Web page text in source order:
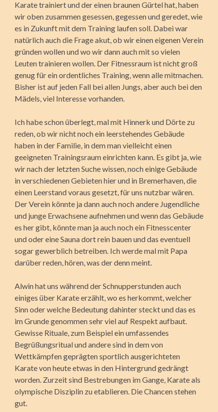
Karate trainiert und der einen braunen Gürtel hat, haben
wir oben zusammen gesessen, gegessen und geredet, wie
es in Zukunft mit dem Training laufen soll. Dabei war
natürlich auch die Frage akut, ob wir einen eigenen Verein
gründen wollen und wo wir dann auch mit so vielen
Leuten trainieren wollen. Der Fitnessraum ist nicht groß
genug für ein ordentliches Training, wenn alle mitmachen.
Bisher ist auf jeden Fall bei allen Jungs, aber auch bei den
Mädels, viel Interesse vorhanden.
Ich habe schon überlegt, mal mit Hinnerk und Dörte zu
reden, ob wir nicht noch ein leerstehendes Gebäude
haben in der Familie, in dem man vielleicht einen
geeigneten Trainingsraum einrichten kann. Es gibt ja, wie
wir nach der letzten Suche wissen, noch einige Gebäude
in verschiedenen Gebieten hier und in Bremerhaven, die
einen Leerstand voraus gesetzt, für uns nutzbar wären.
Der Verein könnte ja dann auch noch andere Jugendliche
und junge Erwachsene aufnehmen und wenn das Gebäude
es her gibt, könnte man ja auch noch ein Fitnesscenter
und oder eine Sauna dort rein bauen und das eventuell
sogar gewerblich betreiben. Ich werde mal mit Papa
darüber reden, hören, was der denn meint.
Alwin hat uns während der Schnupperstunden auch
einiges über Karate erzählt, wo es herkommt, welcher
Sinn oder welche Bedeutung dahinter steckt und das es
im Grunde genommen sehr viel auf Respekt aufbaut.
Gewisse Rituale, zum Beispiel ein umfassendes
Begrüßungsritual und andere sind in dem von
Wettkämpfen geprägten sportlich ausgerichteten
Karate von heute etwas in den Hintergrund gedrängt
worden. Zurzeit sind Bestrebungen im Gange, Karate als
olympische Disziplin zu etablieren. Die Chancen stehen
gut.